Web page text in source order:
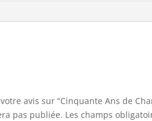
si
avis sur “Cinquante Ans de
pas publiée. Les champs